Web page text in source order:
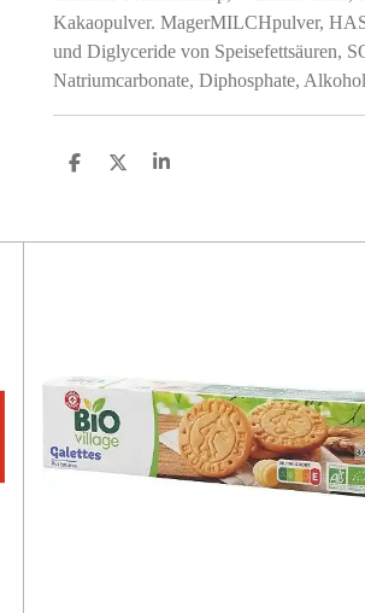
Kakaopulver. MagerMILCHpulver,
und Diglyceride von Speisefettsäuren,
Natriumcarbonate, Diphosphate,
S
e
S
e
S
e